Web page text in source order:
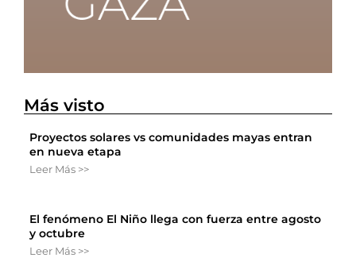
Más visto
Proyectos solares vs comunidades mayas entran
en nueva etapa
Leer Más >>
El fenómeno El Niño llega con fuerza entre agosto
y octubre
Leer Más >>